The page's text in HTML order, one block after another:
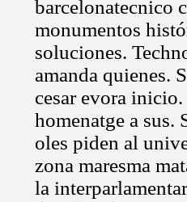
barcelonatecnico
monumentos
soluciones.
amanda quienes.
cesar evora
homenatge a sus.
oles piden al
zona maresma
la